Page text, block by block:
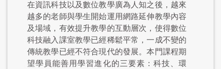
在資訊科技以及數位教學廣為人知之後，越來
越多的老師與學生開始運用網路延伸教學內容
及場域，有效提升教學的互動層次，使得數位
科技融入課室教學已經稀鬆平常，一成不變的
傳統教學已經不符合現代的發展。本門課程期
望學員能善用學習進化的三要素：科技、環